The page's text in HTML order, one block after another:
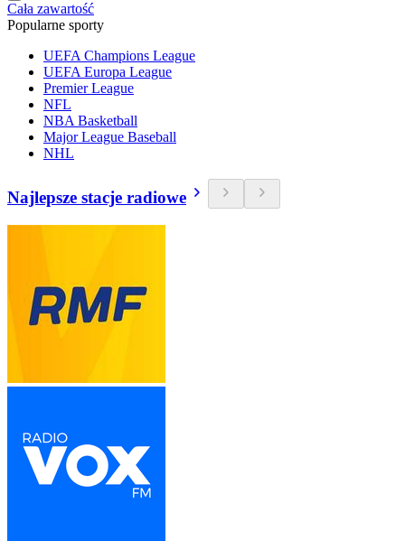
Cała zawartość
Popularne sporty
UEFA Champions League
UEFA Europa League
Premier League
NFL
NBA Basketball
Major League Baseball
NHL
Najlepsze stacje radiowe